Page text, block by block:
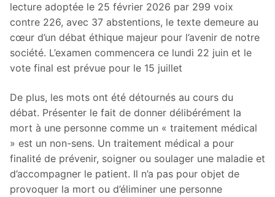
lecture adoptée le 25 février 2026 par 299 voix
contre 226, avec 37 abstentions, le texte demeure au
cœur d’un débat éthique majeur pour l’avenir de notre
société. L’examen commencera ce lundi 22 juin et le
vote final est prévue pour le 15 juillet
De plus, les mots ont été détournés au cours du
débat. Présenter le fait de donner délibérément la
mort à une personne comme un « traitement médical
» est un non-sens. Un traitement médical a pour
finalité de prévenir, soigner ou soulager une maladie et
d’accompagner le patient. Il n’a pas pour objet de
provoquer la mort ou d’éliminer une personne